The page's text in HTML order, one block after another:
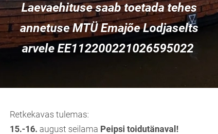
Laevaehituse saab toetada tehes
annetuse MTÜ Emajõe Lodjaselts
arvele EE112200221026595022
Retkekavas tulemas:
15.-16. august seilama Peipsi toidutänaval!